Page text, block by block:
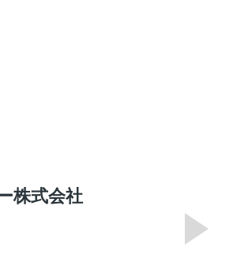
株式会社